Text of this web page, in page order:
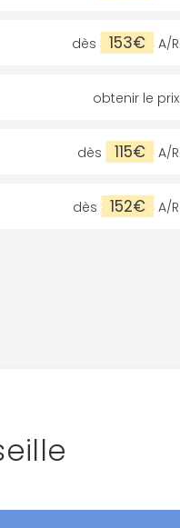
dès 153€ A/R
obtenir le prix
dès 115€ A/R
dès 152€ A/R